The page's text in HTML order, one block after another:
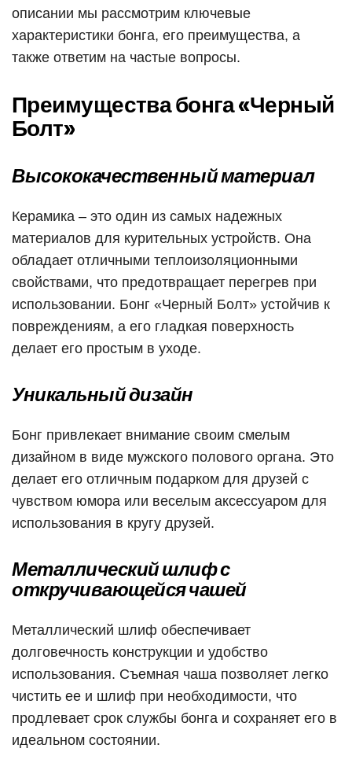
описании мы рассмотрим ключевые
характеристики бонга, его преимущества, а
также ответим на частые вопросы.
Преимущества бонга «Черный
Болт»
Высококачественный материал
Керамика – это один из самых надежных
материалов для курительных устройств. Она
обладает отличными теплоизоляционными
свойствами, что предотвращает перегрев при
использовании. Бонг «Черный Болт» устойчив к
повреждениям, а его гладкая поверхность
делает его простым в уходе.
Уникальный дизайн
Бонг привлекает внимание своим смелым
дизайном в виде мужского полового органа. Это
делает его отличным подарком для друзей с
чувством юмора или веселым аксессуаром для
использования в кругу друзей.
Металлический шлиф с
откручивающейся чашей
Металлический шлиф обеспечивает
долговечность конструкции и удобство
использования. Съемная чаша позволяет легко
чистить ее и шлиф при необходимости, что
продлевает срок службы бонга и сохраняет его в
идеальном состоянии.